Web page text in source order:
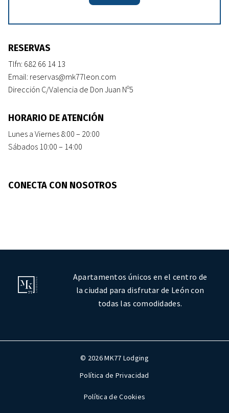
RESERVAS
Tlfn: 682 66 14 13
Email: reservas@mk77leon.com
Dirección C/Valencia de Don Juan Nº5
HORARIO DE ATENCIÓN
Lunes a Viernes 8:00 – 20:00
Sábados 10:00 – 14:00
CONECTA CON NOSOTROS
Apartamentos únicos en el centro de
la ciudad para disfrutar de León con
todas las comodidades.
© 2026 MK77 Lodging
Política de Privacidad
Política de Cookies